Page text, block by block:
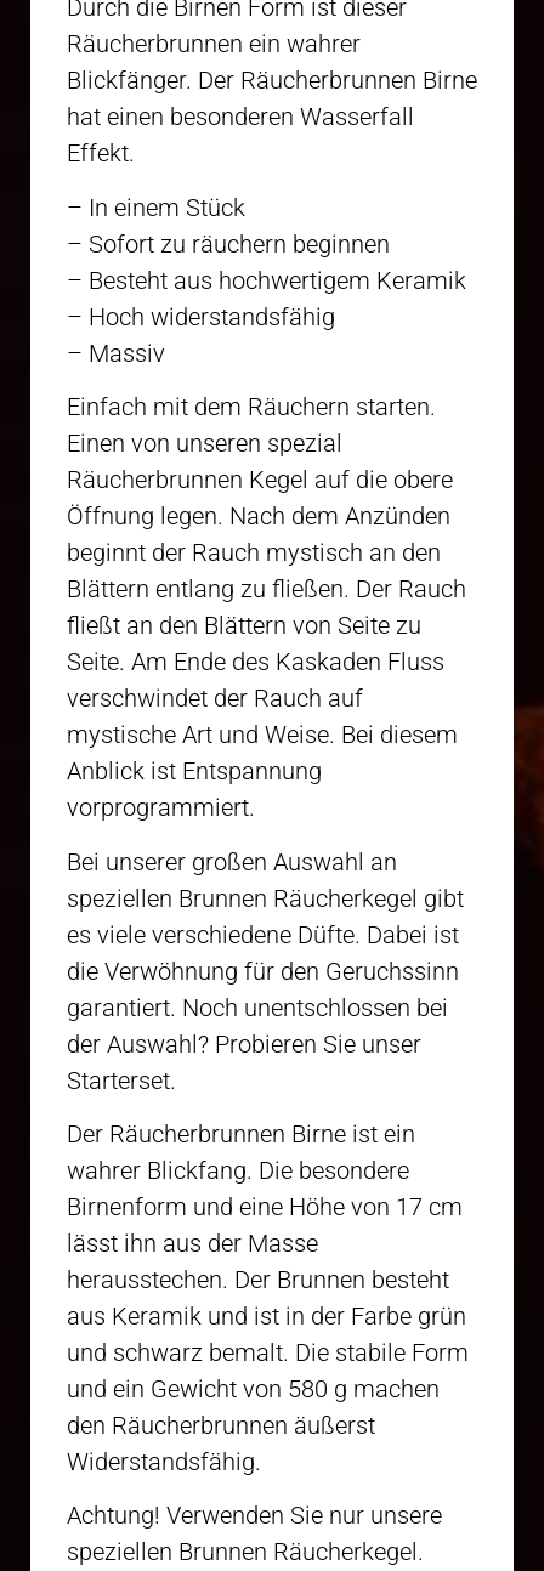
Durch die Birnen Form ist dieser
Räucherbrunnen ein wahrer
Blickfänger. Der Räucherbrunnen Birne
hat einen besonderen Wasserfall
Effekt.
– In einem Stück
– Sofort zu räuchern beginnen
– Besteht aus hochwertigem Keramik
– Hoch widerstandsfähig
– Massiv
Einfach mit dem Räuchern starten.
Einen von unseren spezial
Räucherbrunnen Kegel auf die obere
Öffnung legen. Nach dem Anzünden
beginnt der Rauch mystisch an den
Blättern entlang zu fließen. Der Rauch
fließt an den Blättern von Seite zu
Seite. Am Ende des Kaskaden Fluss
verschwindet der Rauch auf
mystische Art und Weise. Bei diesem
Anblick ist Entspannung
vorprogrammiert.
Bei unserer großen Auswahl an
speziellen Brunnen Räucherkegel gibt
es viele verschiedene Düfte. Dabei ist
die Verwöhnung für den Geruchssinn
garantiert. Noch unentschlossen bei
der Auswahl? Probieren Sie unser
Starterset.
Der Räucherbrunnen Birne ist ein
wahrer Blickfang. Die besondere
Birnenform und eine Höhe von 17 cm
lässt ihn aus der Masse
herausstechen. Der Brunnen besteht
aus Keramik und ist in der Farbe grün
und schwarz bemalt. Die stabile Form
und ein Gewicht von 580 g machen
den Räucherbrunnen äußerst
Widerstandsfähig.
Achtung! Verwenden Sie nur unsere
speziellen Brunnen Räucherkegel.